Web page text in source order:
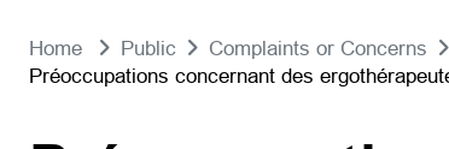
Home Public Complaints or Concerns
Préoccupations concernant des